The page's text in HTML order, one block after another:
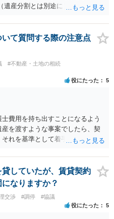
遺産分割とは別途に）して、その
ただ、前提として、遺産分割はし
実的にはいずれにせよ不動産評価
て質問する際の注意点
#不動産・土地の相続
役にたった 5
費用を持ち出すことになるよう
を渡すような事案でしたら、契
れを基準として着手金を設定
いで契約はできないです。依頼者
。
貸していたが、賃貸契約
なりますか？
交渉 #調停 #協議
役にたった 5